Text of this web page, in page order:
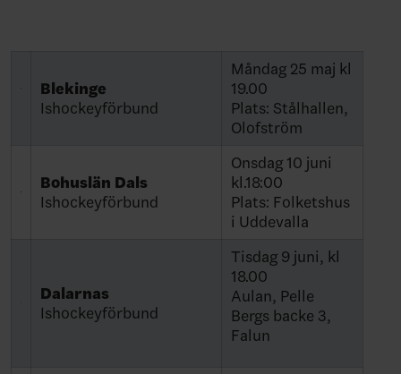
Blekinge
Ishockeyförbund
Måndag 25 maj kl
19.00
Plats: Stålhallen,
Olofström
Bohuslän Dals
Ishockeyförbund
Onsdag 10 juni
kl.18:00
Plats: Folketshus
i Uddevalla
Dalarnas
Ishockeyförbund
Tisdag 9 juni, kl
18.00
Aulan, Pelle
Bergs backe 3,
Falun